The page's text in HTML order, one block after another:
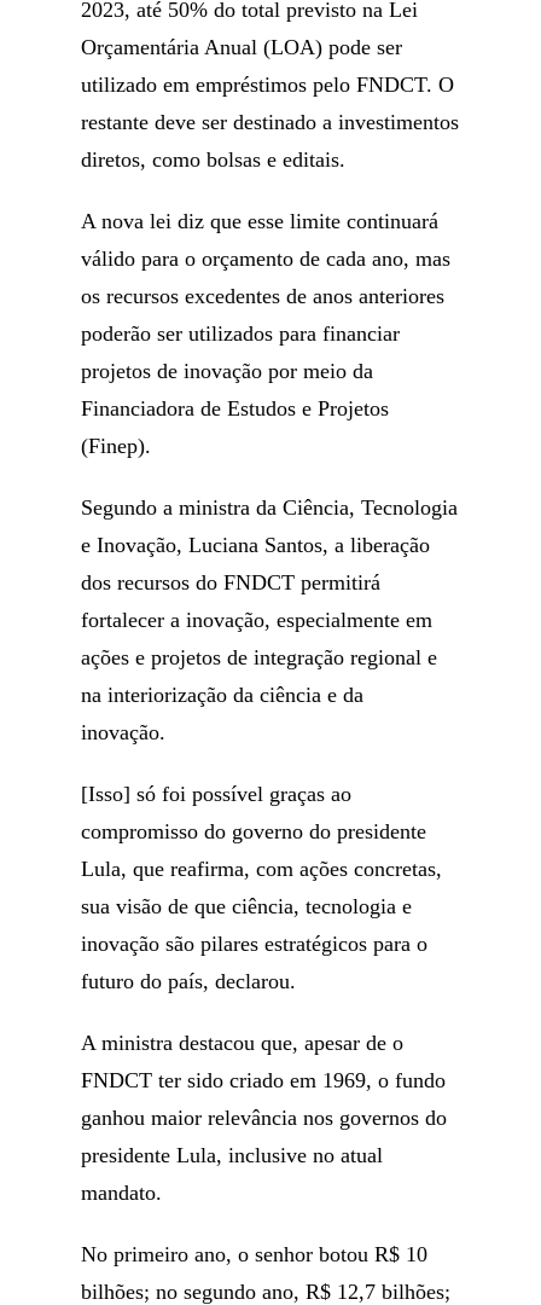
2023, até 50% do total previsto na Lei
Orçamentária Anual (LOA) pode ser
utilizado em empréstimos pelo FNDCT. O
restante deve ser destinado a investimentos
diretos, como bolsas e editais.
A nova lei diz que esse limite continuará
válido para o orçamento de cada ano, mas
os recursos excedentes de anos anteriores
poderão ser utilizados para financiar
projetos de inovação por meio da
Financiadora de Estudos e Projetos
(Finep).
Segundo a ministra da Ciência, Tecnologia
e Inovação, Luciana Santos, a liberação
dos recursos do FNDCT permitirá
fortalecer a inovação, especialmente em
ações e projetos de integração regional e
na interiorização da ciência e da
inovação.
[Isso] só foi possível graças ao
compromisso do governo do presidente
Lula, que reafirma, com ações concretas,
sua visão de que ciência, tecnologia e
inovação são pilares estratégicos para o
futuro do país, declarou.
A ministra destacou que, apesar de o
FNDCT ter sido criado em 1969, o fundo
ganhou maior relevância nos governos do
presidente Lula, inclusive no atual
mandato.
No primeiro ano, o senhor botou R$ 10
bilhões; no segundo ano, R$ 12,7 bilhões;